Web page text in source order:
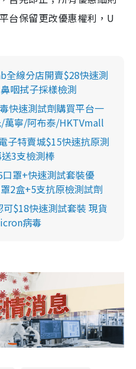
台保留更改優惠權利，U
全線分店開賣$28快速測
咽拭子採樣檢測
快速測試劑購買平台一
萬寧/阿布泰/HKTVmall
子特賣城$15快速抗原測
3支檢測棒
罩+快速測試套裝優
2盒+5支抗原檢測試劑
$18快速測試套裝 現貨
病毒